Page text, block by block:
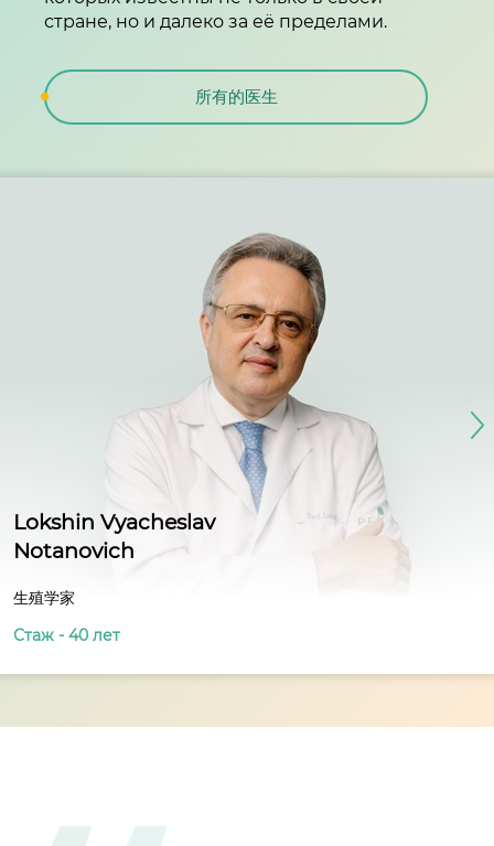
стране, но и далеко за её пределами.
所有的医生
Lokshin Vyacheslav
Notanovich
生殖学家
Стаж - 40 лет